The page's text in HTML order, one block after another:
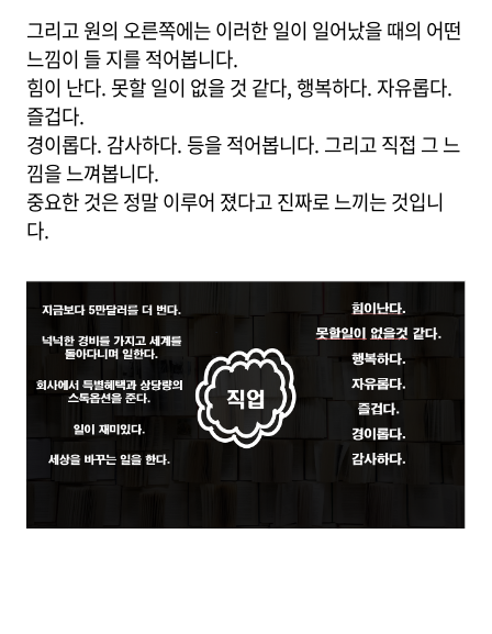
그리고 원의 오른쪽에는 이러한 일이 일어났을 때의 어떤
느낌이 들 지를 적어봅니다.
힘이 난다. 못할 일이 없을 것 같다, 행복하다. 자유롭다.
즐겁다.
경이롭다. 감사하다. 등을 적어봅니다. 그리고 직접 그 느
낌을 느껴봅니다.
중요한 것은 정말 이루어 졌다고 진짜로 느끼는 것입니
다.